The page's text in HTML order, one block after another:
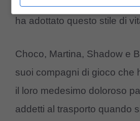
la sua seconda casa ma non
ha adottato questo stile di
Choco, Martina, Shadow e
suoi compagni di gioco che
il loro medesimo doloroso
addetti al trasporto quando